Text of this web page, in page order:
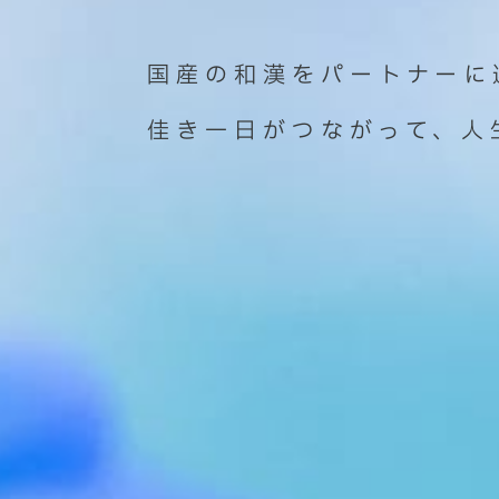
国産の和漢をパートナーに
佳き一日がつながって、